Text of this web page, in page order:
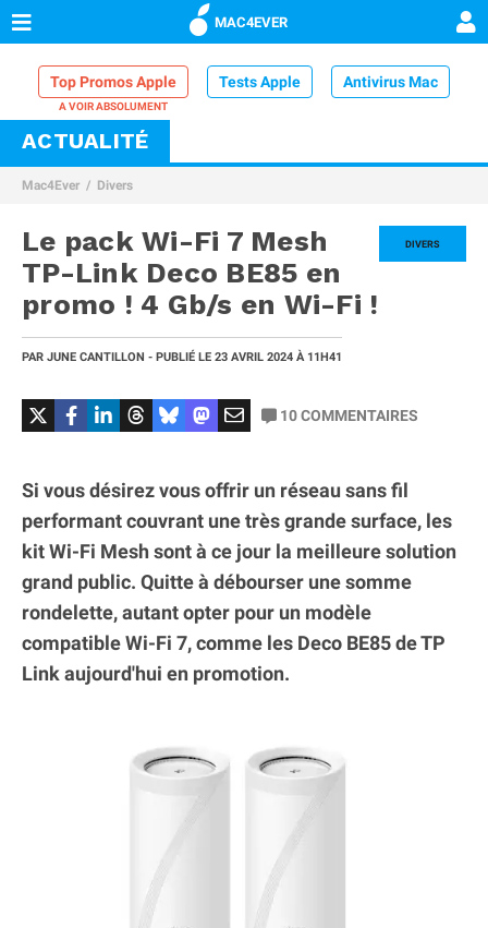
MAC4EVER
Top Promos Apple Tests Apple Antivirus Mac
VPN Mac
Comparatif iPhone
ACTUALITÉ
Mac4Ever Divers
DIVERS
Le pack Wi-Fi 7 Mesh
TP-Link Deco BE85 en
promo ! 4 Gb/s en Wi-Fi !
PAR JUNE CANTILLON - PUBLIÉ LE 23 AVRIL 2024 À 11H41
10COMMENTAIRES
Si vous désirez vous offrir un réseau sans fil
performant couvrant une très grande surface, les
kit Wi-Fi Mesh sont à ce jour la meilleure solution
grand public. Quitte à débourser une somme
rondelette, autant opter pour un modèle
compatible Wi-Fi 7, comme les Deco BE85 de TP
Link aujourd'hui en promotion.